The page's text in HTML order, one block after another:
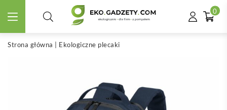
0
Strona główna Ekologiczne plecaki